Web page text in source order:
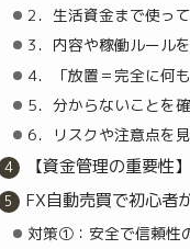
2．生活資金まで使っ
3．内容や稼働ルール
4．「放置＝完全に何
5．分からないことを
6．リスクや注意点を
【資金管理の重要性
FX自動売買で初心者
対策①：安全で信頼性